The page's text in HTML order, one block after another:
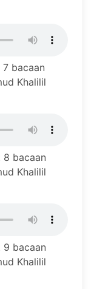
bacaan
Khalilil
bacaan
Khalilil
bacaan
Khalilil